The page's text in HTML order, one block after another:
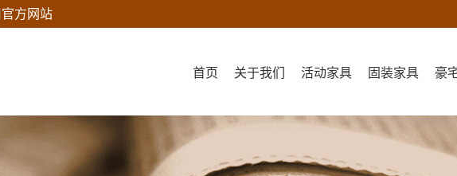
官方网站
首页 关于我们 活动家具 固装家具 豪